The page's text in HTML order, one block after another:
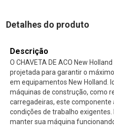
Detalhes do produto
Descrição
O CHAVETA DE ACO New
projetada para garantir o
em equipamentos New Holland.
máquinas de construção, como
carregadeiras, este
condições de trabalho
manter sua máquina